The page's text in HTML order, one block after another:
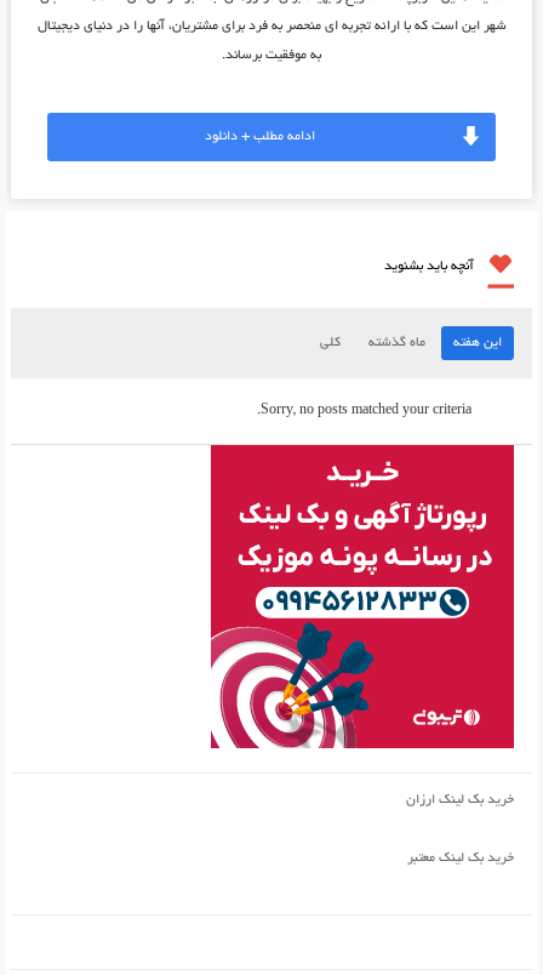
شهر این است که با ارائه تجربه ای منحصر به فرد برای مشتریان، آنها را در دنیای دیجیتال
به موفقیت برساند.
ادامه مطلب + دانلود
آنچه باید بشنوید
این هفته ماه گذشته کلی
Sorry, no posts matched your criteria.
خرید بک لینک ارزان
خرید بک لینک معتبر